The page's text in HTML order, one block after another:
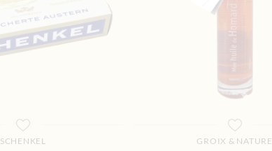
SCHENKEL GROIX & NATURE